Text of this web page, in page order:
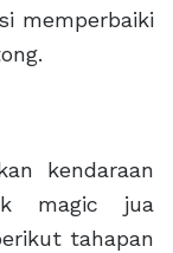
memperbaiki
kendaraan
magic jua
tahapan